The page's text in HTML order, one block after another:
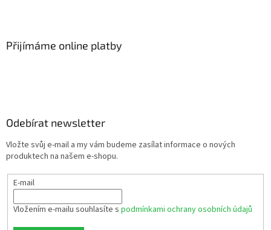
Přijímáme online platby
Odebírat newsletter
Vložte svůj e-mail a my vám budeme zasílat informace o nových
produktech na našem e-shopu.
E-mail
Vložením e-mailu souhlasíte s podmínkami ochrany osobních údajů